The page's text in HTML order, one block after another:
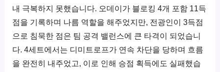
내 극복하지 못했습니다. 오데이가 블로킹 4개 포함 11득
점을 기록하며 나름 역할을 해주었지만, 전광인이 3득점
으로 침묵한 점은 팀 공격 밸런스에 큰 타격이 되었습니
다. 4세트에서는 디미트로프가 연속 차단을 당하며 흐름
을 완전히 내주었고, 이로 인해 승점 획득에도 실패했습